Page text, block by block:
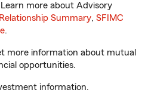
more about Advisory
Summary, SFIMC
.
more information about mutual
opportunities.
information.